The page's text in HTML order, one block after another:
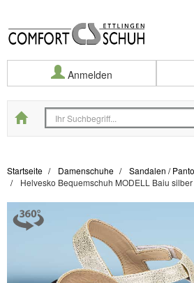
Anmelden
Startseite
Startseite Damenschuhe
Sandalen /
Helvesko Bequemschuh MODELL Baiu silber